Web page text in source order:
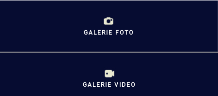
GALERIE FOTO
GALERIE VIDEO